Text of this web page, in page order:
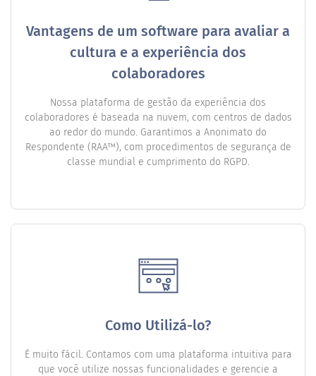
Vantagens de um software para avaliar a
cultura e a experiência dos
colaboradores
Nossa plataforma de gestão da experiência dos
colaboradores é baseada na nuvem, com centros de dados
ao redor do mundo. Garantimos a Anonimato do
Respondente (RAA™), com procedimentos de segurança de
classe mundial e cumprimento do RGPD.
Como Utilizá-lo?
É muito fácil. Contamos com uma plataforma intuitiva para
que você utilize nossas funcionalidades e gerencie a